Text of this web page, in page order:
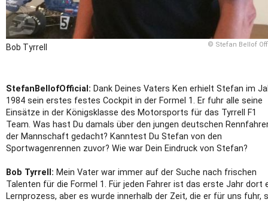
© Stefan Bellof
Bob Tyrrell
StefanBellofOfficial: Dank Deines Vaters Ken erhielt Stefan im
1984 sein erstes festes Cockpit in der Formel 1. Er fuhr alle seine
Einsätze in der Königsklasse des Motorsports für das Tyrrell F1
Team. Was hast Du damals über den jungen deutschen
der Mannschaft gedacht? Kanntest Du Stefan von den
Sportwagenrennen zuvor? Wie war Dein Eindruck von Stefan?
Bob Tyrrell: Mein Vater war immer auf der Suche nach frischen
Talenten für die Formel 1. Für jeden Fahrer ist das erste Jahr dort
Lernprozess, aber es wurde innerhalb der Zeit, die er für uns fuhr,